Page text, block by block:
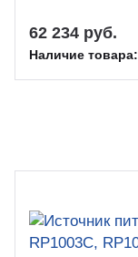
62 234 руб.
Наличие товара: